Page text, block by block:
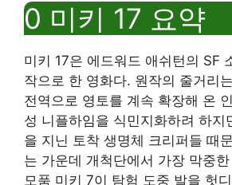
0 미키 17 요약
미키 17은 에드워드 애쉬턴의 SF
작으로 한 영화다. 원작의 줄거리
전역으로 영토를 계속 확장해 온
성 니플하임을 식민지화하려 하지
을 지닌 토착 생명체 크리퍼들 때
는 가운데 개척단에서 가장 막중
모품 미키 7이 탐험 도중 발을 헛